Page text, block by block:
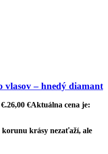
vlasov – hnedý diamant
26,00 €Aktuálna cena je:
krásy nezaťaží, ale